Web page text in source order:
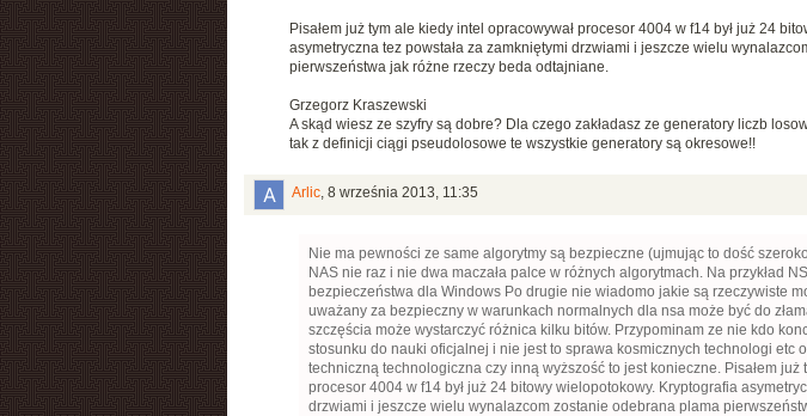
Pisałem już tym ale kiedy intel opracowywał procesor 4004 w f14 był już 24
asymetryczna tez powstała za zamkniętymi drzwiami i jeszcze wielu
pierwszeństwa jak różne rzeczy beda odtajniane.
Grzegorz Kraszewski
A skąd wiesz ze szyfry są dobre? Dla czego zakładasz ze generatory liczb
tak z definicji ciągi pseudolosowe te wszystkie generatory są okresowe!!
Arlic, 8 września 2013, 11:35
Nie ma pewności ze same algorytmy są bezpieczne (ujmując to dość
NAS nie raz i nie dwa maczała palce w różnych algorytmach. Na przykład
bezpieczeństwa dla Windows Po drugie nie wiadomo jakie są rzeczywiste
uważany za bezpieczny w warunkach normalnych dla nsa może być do
szczęścia może wystarczyć różnica kilku bitów. Przypominam ze nie kdo
stosunku do nauki oficjalnej i nie jest to sprawa kosmicznych technologi etc
techniczną technologiczna czy inną wyższość to jest konieczne. Pisałem już
procesor 4004 w f14 był już 24 bitowy wielopotokowy. Kryptografia
drzwiami i jeszcze wielu wynalazcom zostanie odebrana plama